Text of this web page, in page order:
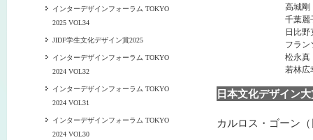
インターデザインフォーラム TOKYO
2025 VOL34
JIDF学生文化デザイン賞2025
インターデザインフォーラム TOKYO
2024 VOL32
インターデザインフォーラム TOKYO
2024 VOL31
インターデザインフォーラム TOKYO
2024 VOL30
高城剛
千葉麗
日比野
フラン
松永真
若林広
日本文化デザイン
カルロス・ゴーン